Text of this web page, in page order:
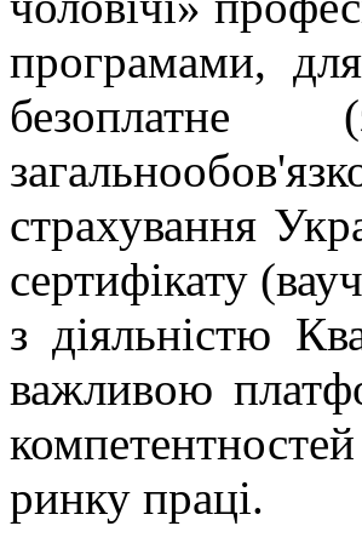
програмами,
страхування
сертифікату
з діяльністю
важливою
ринку праці.